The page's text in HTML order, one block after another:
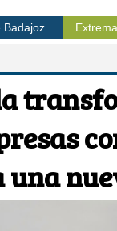
Badajoz